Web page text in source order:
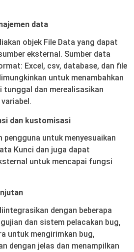
data
objek File Data yang dapat
eksternal. Sumber data
Excel, csv, database, dan file
untuk menambahkan
tunggal dan merealisasikan
dan kustomisasi
pengguna untuk menyesuaikan
Kunci dan juga dapat
untuk mencapai fungsi
dengan beberapa
dan sistem pelacakan bug,
untuk mengirimkan bug,
dengan jelas dan menampilkan